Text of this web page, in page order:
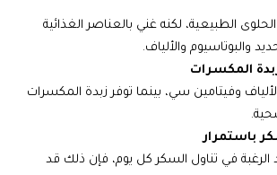
الطبيعية، لكنه غني بالعناصر الغذائية
والبوتاسيوم والألياف.
المكسرات
وفيتامين سي، بينما توفر زبدة المكسرات
باستمرار
الرغبة في تناول السكر كل يوم، فإن ذلك قد